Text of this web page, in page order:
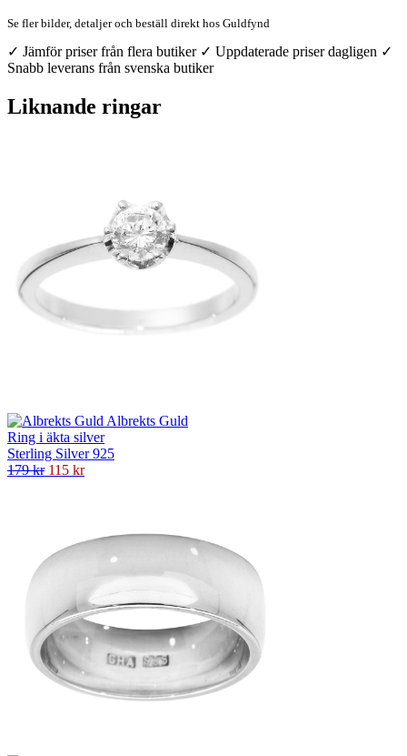
Se fler bilder, detaljer och beställ direkt hos Guldfynd
✓ Jämför priser från flera butiker ✓ Uppdaterade priser dagligen ✓
Snabb leverans från svenska butiker
Liknande ringar
Albrekts Guld
Ring i äkta silver
Sterling Silver 925
179 kr 115 kr